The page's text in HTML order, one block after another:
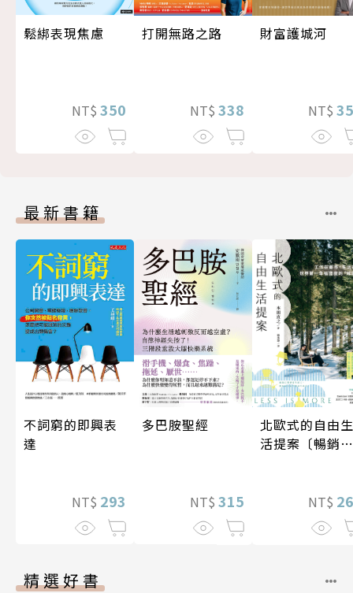
鬆綁表現焦慮
NT$ 350
打開無路之路
NT$ 338
財富護城河
NT$
最新書籍
不詞窮的即興表
達
NT$ 293
多巴胺聖經
NT$ 315
北歐式的自由生
活提案〔暢銷新
NT$
精選好書